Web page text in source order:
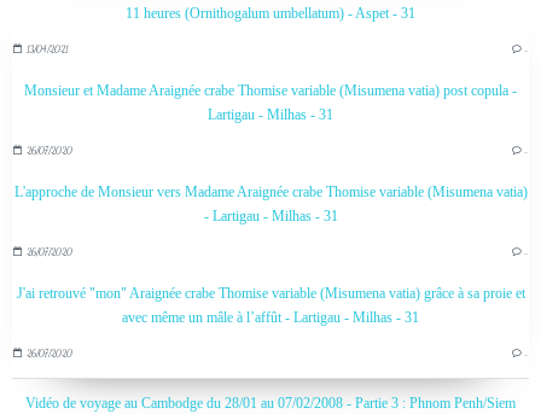
11 heures (Ornithogalum umbellatum) - Aspet - 31
13/04/2021 …
Monsieur et Madame Araignée crabe Thomise variable (Misumena vatia) post copula -
Lartigau - Milhas - 31
26/07/2020 …
L'approche de Monsieur vers Madame Araignée crabe Thomise variable (Misumena vatia)
- Lartigau - Milhas - 31
26/07/2020 …
J'ai retrouvé "mon" Araignée crabe Thomise variable (Misumena vatia) grâce à sa proie et
avec même un mâle à l’affût - Lartigau - Milhas - 31
26/07/2020 …
Vidéo de voyage au Cambodge du 28/01 au 07/02/2008 - Partie 3 : Phnom Penh/Siem